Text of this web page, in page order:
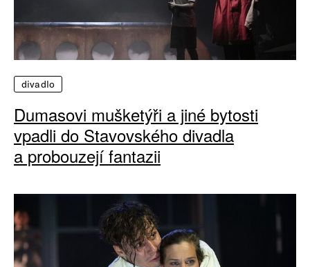
divadlo
Dumasovi mušketýři a jiné bytosti
vpadli do Stavovského divadla
a probouzejí fantazii